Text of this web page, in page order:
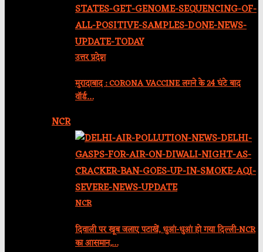
उत्तर प्रदेश
मुरादाबाद : CORONA VACCINE लगने के 24 घंटे बाद
वॉर्ड…
NCR
NCR
दिवाली पर खूब जलाए पटाखें, धुआं-धुआं हो गया दिल्ली-NCR
का आसमान,…